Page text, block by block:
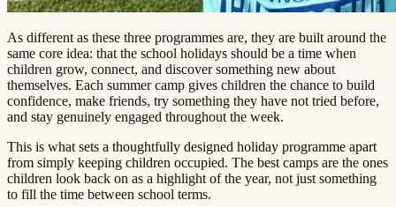
As different as these three programmes are, they are built around the
same core idea: that the school holidays should be a time when
children grow, connect, and discover something new about
themselves. Each summer camp gives children the chance to build
confidence, make friends, try something they have not tried before,
and stay genuinely engaged throughout the week.​​​​‌ ‍ ​‍​‍‌‍ ‌ ​‍‌‍‍‌‌‍‌ ‌‍‍‌‌‍ ‍​‍​‍​ ‍‍​‍​‍‌ ​ ‌‍​‌‌‍ ‍‌‍‍‌‌ ‌​‌ ‍‌​‍ ‍‌‍‍‌‌‍ ​‍​‍​‍ ​​‍​‍‌‍‍​‌ ​‍‌‍‌‌‌‍‌‍​‍​‍​ ‍‍​‍​‍​‍ ‌ ​ ‌ ‌​‌ ‌‌‌‍‌​‌‍‍‌‌‍ ​‍ ‌‍‍‌‌‍ ‍‌ ‌​‌‍‌‌‌‍ ‍‌ ‌​​‍ ‌‍‌‌‌‍‌​‌‍‍‌‌ ‌​​‍ ‌‍ ‌‌‍ ‌‍‌​‌‍‌‌​ ‌‌ ​​‌ ​‍‌‍‌‌‌ ​ ‌‍‌‌‌‍ ‍‌ ‌​‌‍​‌‌ ‌​‌‍‍‌‌‍ ‌‍ ‍​ ‍ ‌‍‍‌‌‍‌​​ ‌​ ‌‌‌‍‌‌​ ​ ​ ​‍​ ‌ ​ ​​​ ‍​‌‍‌‌​‍ ‌​ ‍‌‌‍​‌​ ‌ ​ ​​​‍ ‌​ ‌​‌‍‌‍‌‍‌​​ ‍‌​‍ ‌‌‍​‍‌‍​‍​ ‍​​ ​‌​‍ ‌​ ​​​ ‌​​ ‍‌​ ‌​​ ‌ ​ ​‌‌‍​ ​ ​​​ ‌​​ ‍​‌‍​ ​ ‌‌​ ‍ ‌ ‌​‌ ‍‌‌ ​​‌‍‌‌​ ‌‌‍ ‍‌‍‌‌‌ ‌ ‌ ​ ​ ‍ ‌ ​​‌‍​‌‌ ‌​‌‍‍​​ ‌‌‍​ ‌‍ ‌‍ ‍‌ ‌​‌‍‌‌‌‍ ‍‌ ‌​​‍‌‌​ ‌‌‌​​‍‌‌ ‌‍‍ ‌‍‌‌‌ ‍‌​‍‌‌​ ​ ‌​‌​​‍‌‌​ ​ ‌​‌​​‍‌‌​ ​‍​ ​‍​ ‌‍​ ​ ‌‍‌​‌‍​‌​ ‌ ​ ‍​‌‍‌​‌‍‌‍​ ‍​‌‍​ ​ ‌ ​ ‌‌​‍‌‌​ ​‍​ ​‍​‍‌‌​ ‌‌‌​‌​​‍ ‍‌‍​ ‌‍‍​‌‍‍‌‌‍ ​‌‍‌​‌ ​‍‌‍‌‌‌‍ ‍​‍‌‌​ ‌‌‌​​‍‌‌ ‌‍‍ ‌‍‌‌‌ ‍‌​‍‌‌​ ​ ‌​‌​​‍‌‌​ ​ ‌​‌​​‍‌‌​ ​‍​ ​‍​ ​‍‌‍‌‍‌‍‌‍‌‍‌‌‌‍​‍​ ​ ‌‍‌​​ ​​​ ​​​ ‌‍​ ‍​​ ‍‌​‍‌‌​ ​‍​ ​‍​‍‌‌​ ‌‌‌​‌​​‍ ‍‌ ‌​‌‍‌‌‌ ‍​‌ ‌​​ ‌‍​‍‌‍​‌‌ ​ ‌‍‌‌‌‌‌‌‌ ​‍‌‍ ​​ ‌​‍‌‌​ ​‍‌​‌‍‌ ​ ‌ ‌​‌ ‌‌‌‍‌​‌‍‍‌‌‍ ​‍‌‍‌‍‍‌‌‍‌​​ ‌​ ‌‌‌‍‌‌​ ​ ​ ​‍​ ‌ ​ ​​​ ‍​‌‍‌‌​‍ ‌​ ‍‌‌‍​‌​ ‌ ​ ​​​‍ ‌​ ‌​‌‍‌‍‌‍‌​​ ‍‌​‍ ‌‌‍​‍‌‍​‍​ ‍​​ ​‌​‍ ‌​ ​​​ ‌​​ ‍‌​ ‌​​ ‌ ​ ​‌‌‍​ ​ ​​​ ‌​​ ‍​‌‍​ ​ ‌‌​‍‌‍‌ ‌​‌ ‍‌‌ ​​‌‍‌‌​ ‌‌‍ ‍‌‍‌‌‌ ‌ ‌ ​ ​‍‌‍‌ ​​‌‍​‌‌ ‌​‌‍‍​​ ‌‌‍​ ‌‍ ‌‍ ‍‌ ‌​‌‍‌‌‌‍ ‍‌ ‌​​‍‌‌​ ‌‌‌​​‍‌‌ ‌‍‍ ‌‍‌‌‌ ‍‌​‍‌‌​ ​ ‌​‌​​‍‌‌​ ​ ‌​‌​​‍‌‌​ ​‍​ ​‍​ ‌‍​ ​ ‌‍‌​‌‍​‌​ ‌ ​ ‍​‌‍‌​‌‍‌‍​ ‍​‌‍​ ​ ‌ ​ ‌‌​‍‌‌​ ​‍​ ​‍​‍‌‌​ ‌‌‌​‌​​‍ ‍‌‍​ ‌‍‍​‌‍‍‌‌‍ ​‌‍‌​‌ ​‍‌‍‌‌‌‍ ‍​‍‌‌​ ‌‌‌​​‍‌‌ ‌‍‍ ‌‍‌‌‌ ‍‌​‍‌‌​ ​ ‌​‌​​‍‌‌​ ​ ‌​‌​​‍‌‌​ ​‍​ ​‍​ ​‍‌‍‌‍‌‍‌‍‌‍‌‌‌‍​‍​ ​ ‌‍‌​​ ​​​ ​​​ ‌‍​ ‍​​ ‍‌​‍‌‌​ ​‍​ ​‍​‍‌‌​ ‌‌‌​‌​​‍ ‍‌ ‌​‌‍‌‌‌ ‍​‌ ‌​​‍‌‍‌ ​​‌‍‌‌‌ ​‍‌ ​ ‌ ​​‌‍‌‌‌‍​ ‌ ‌​‌‍‍‌‌ ‌‍‌‍‌‌​ ‌‌ ​​‌ ‌‌‌‍​‍‌‍ ​‌‍‍‌‌ ​ ‌‍‍​‌‍‌‌‌‍‌​​‍​‍‌ ‌
This is what sets a thoughtfully designed holiday programme apart
from simply keeping children occupied. The best camps are the ones
children look back on as a highlight of the year, not just something
to fill the time between school terms.​​​​‌ ‍ ​‍​‍‌‍ ‌ ​‍‌‍‍‌‌‍‌ ‌‍‍‌‌‍ ‍​‍​‍​ ‍‍​‍​‍‌ ​ ‌‍​‌‌‍ ‍‌‍‍‌‌ ‌​‌ ‍‌​‍ ‍‌‍‍‌‌‍ ​‍​‍​‍ ​​‍​‍‌‍‍​‌ ​‍‌‍‌‌‌‍‌‍​‍​‍​ ‍‍​‍​‍​‍ ‌ ​ ‌ ‌​‌ ‌‌‌‍‌​‌‍‍‌‌‍ ​‍ ‌‍‍‌‌‍ ‍‌ ‌​‌‍‌‌‌‍ ‍‌ ‌​​‍ ‌‍‌‌‌‍‌​‌‍‍‌‌ ‌​​‍ ‌‍ ‌‌‍ ‌‍‌​‌‍‌‌​ ‌‌ ​​‌ ​‍‌‍‌‌‌ ​ ‌‍‌‌‌‍ ‍‌ ‌​‌‍​‌‌ ‌​‌‍‍‌‌‍ ‌‍ ‍​ ‍ ‌‍‍‌‌‍‌​​ ‌​ ‌‌‌‍‌‌​ ​ ​ ​‍​ ‌ ​ ​​​ ‍​‌‍‌‌​‍ ‌​ ‍‌‌‍​‌​ ‌ ​ ​​​‍ ‌​ ‌​‌‍‌‍‌‍‌​​ ‍‌​‍ ‌‌‍​‍‌‍​‍​ ‍​​ ​‌​‍ ‌​ ​​​ ‌​​ ‍‌​ ‌​​ ‌ ​ ​‌‌‍​ ​ ​​​ ‌​​ ‍​‌‍​ ​ ‌‌​ ‍ ‌ ‌​‌ ‍‌‌ ​​‌‍‌‌​ ‌‌‍ ‍‌‍‌‌‌ ‌ ‌ ​ ​ ‍ ‌ ​​‌‍​‌‌ ‌​‌‍‍​​ ‌‌‍​ ‌‍ ‌‍ ‍‌ ‌​‌‍‌‌‌‍ ‍‌ ‌​​‍‌‌​ ‌‌‌​​‍‌‌ ‌‍‍ ‌‍‌‌‌ ‍‌​‍‌‌​ ​ ‌​‌​​‍‌‌​ ​ ‌​‌​​‍‌‌​ ​‍​ ​‍​ ‌ ​ ​‍​ ‌​‌‍​‌​ ‌‌‌‍​‍​ ​ ‌‍‌‌​ ‍‌​ ‍‌​ ‌‍​ ‍‌​‍‌‌​ ​‍​ ​‍​‍‌‌​ ‌‌‌​‌​​‍ ‍‌‍​ ‌‍‍​‌‍‍‌‌‍ ​‌‍‌​‌ ​‍‌‍‌‌‌‍ ‍​‍‌‌​ ‌‌‌​​‍‌‌ ‌‍‍ ‌‍‌‌‌ ‍‌​‍‌‌​ ​ ‌​‌​​‍‌‌​ ​ ‌​‌​​‍‌‌​ ​‍​ ​‍​ ‌​​ ‍​‌‍​ ​ ‌​​ ​​‌‍​‌‌‍​‌​ ‌‍‌‍‌‌​ ‌​​ ‌​​ ‍‌​‍‌‌​ ​‍​ ​‍​‍‌‌​ ‌‌‌​‌​​‍ ‍‌ ‌​‌‍‌‌‌ ‍​‌ ‌​​ ‌‍​‍‌‍​‌‌ ​ ‌‍‌‌‌‌‌‌‌ ​‍‌‍ ​​ ‌​‍‌‌​ ​‍‌​‌‍‌ ​ ‌ ‌​‌ ‌‌‌‍‌​‌‍‍‌‌‍ ​‍‌‍‌‍‍‌‌‍‌​​ ‌​ ‌‌‌‍‌‌​ ​ ​ ​‍​ ‌ ​ ​​​ ‍​‌‍‌‌​‍ ‌​ ‍‌‌‍​‌​ ‌ ​ ​​​‍ ‌​ ‌​‌‍‌‍‌‍‌​​ ‍‌​‍ ‌‌‍​‍‌‍​‍​ ‍​​ ​‌​‍ ‌​ ​​​ ‌​​ ‍‌​ ‌​​ ‌ ​ ​‌‌‍​ ​ ​​​ ‌​​ ‍​‌‍​ ​ ‌‌​‍‌‍‌ ‌​‌ ‍‌‌ ​​‌‍‌‌​ ‌‌‍ ‍‌‍‌‌‌ ‌ ‌ ​ ​‍‌‍‌ ​​‌‍​‌‌ ‌​‌‍‍​​ ‌‌‍​ ‌‍ ‌‍ ‍‌ ‌​‌‍‌‌‌‍ ‍‌ ‌​​‍‌‌​ ‌‌‌​​‍‌‌ ‌‍‍ ‌‍‌‌‌ ‍‌​‍‌‌​ ​ ‌​‌​​‍‌‌​ ​ ‌​‌​​‍‌‌​ ​‍​ ​‍​ ‌ ​ ​‍​ ‌​‌‍​‌​ ‌‌‌‍​‍​ ​ ‌‍‌‌​ ‍‌​ ‍‌​ ‌‍​ ‍‌​‍‌‌​ ​‍​ ​‍​‍‌‌​ ‌‌‌​‌​​‍ ‍‌‍​ ‌‍‍​‌‍‍‌‌‍ ​‌‍‌​‌ ​‍‌‍‌‌‌‍ ‍​‍‌‌​ ‌‌‌​​‍‌‌ ‌‍‍ ‌‍‌‌‌ ‍‌​‍‌‌​ ​ ‌​‌​​‍‌‌​ ​ ‌​‌​​‍‌‌​ ​‍​ ​‍​ ‌​​ ‍​‌‍​ ​ ‌​​ ​​‌‍​‌‌‍​‌​ ‌‍‌‍‌‌​ ‌​​ ‌​​ ‍‌​‍‌‌​ ​‍​ ​‍​‍‌‌​ ‌‌‌​‌​​‍ ‍‌ ‌​‌‍‌‌‌ ‍​‌ ‌​​‍‌‍‌ ​​‌‍‌‌‌ ​‍‌ ​ ‌ ​​‌‍‌‌‌‍​ ‌ ‌​‌‍‍‌‌ ‌‍‌‍‌‌​ ‌‌ ​​‌ ‌‌‌‍​‍‌‍ ​‌‍‍‌‌ ​ ‌‍‍​‌‍‌‌‌‍‌​​‍​‍‌ ‌